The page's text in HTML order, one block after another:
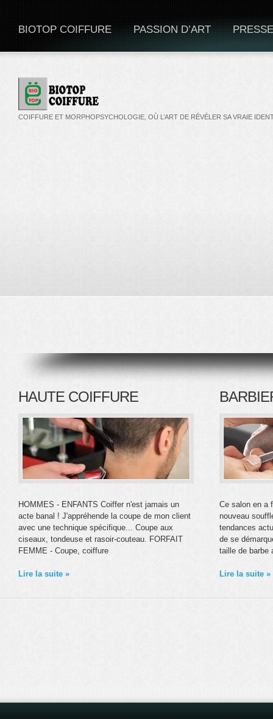
COIFFURE ET MORPHOPSYCHOLOGIE, OÙ L’ART DE RÉVÉLER SA VRAIE
BIOTOP COIFFURE PASSION D’ART PRESSE
HAUTE COIFFURE
HOMMES - ENFANTS Coiffer n'est jamais un
acte banal ! J'appréhende la coupe de mon client
avec une technique spécifique... Coupe aux
ciseaux, tondeuse et rasoir-couteau. FORFAIT
FEMME - Coupe, coiffure
Lire la suite »
Ce salon en a
nouveau
tendances
de se
taille de barbe
Lire la suite »